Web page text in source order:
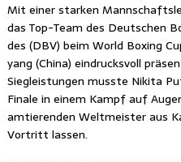
Mit einer star­ken
das Top-Team des Deut­schen
des (DBV) beim World Boxing
yang (Chi­na) ein­drucks­voll
Sieg­leis­tun­gen muss­te Niki­ta
Fina­le in einem Kampf auf
amtie­ren­den Welt­meis­ter aus
Vor­tritt lassen.